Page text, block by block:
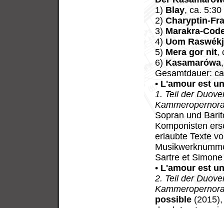
1) Blay, ca. 5:30
2)Charyptin-
3) Marakra-
4) Uom
5) Mera gor nit,
6) Kasamarówa
Gesamtdauer:
• L'amour est
1. Teil der
Sopran und
Komponisten
erlaubte Texte
Sartre et
• L'amour est
2. Teil der
possible